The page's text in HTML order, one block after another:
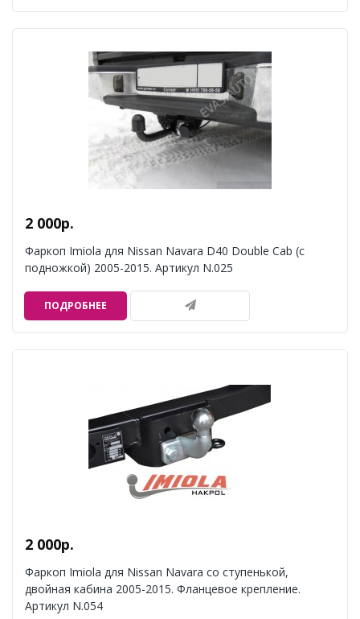
2 000р.
Фаркоп Imiola для Nissan Navara D40 Double Cab (с
подножкой) 2005-2015. Артикул N.025
ПОДРОБНЕЕ
2 000р.
Фаркоп Imiola для Nissan Navara со ступенькой,
двойная кабина 2005-2015. Фланцевое крепление.
Артикул N.054